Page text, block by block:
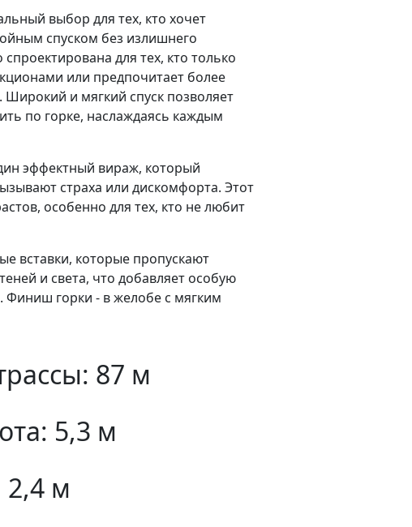
выбор для тех, кто хочет
спуском без излишнего
для тех, кто только
или предпочитает более
и мягкий спуск позволяет
по горке, наслаждаясь каждым
эффектный вираж, который
страха или дискомфорта. Этот
особенно для тех, кто не любит
вставки, которые пропускают
и света, что добавляет особую
Финиш горки - в желобе с мягким
87 м
5,3 м
2,4 м